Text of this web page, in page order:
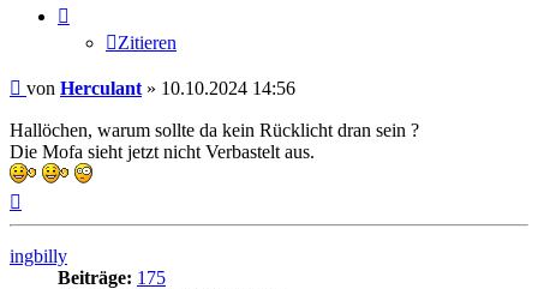
Zitieren
Beitrag
von Herculant » 10.10.2024 14:56
Hallöchen, warum sollte da kein Rücklicht dran sein ?
Die Mofa sieht jetzt nicht Verbastelt aus.
ingbilly
Beiträge: 175